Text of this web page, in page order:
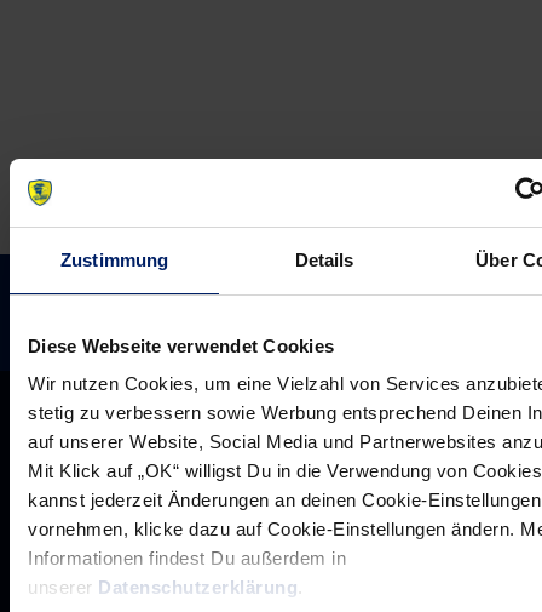
Zustimmung Details Über
Diese Webseite verwendet Cookies
Wir nutzen Cookies, um eine Vielzahl von Services
stetig zu verbessern sowie Werbung entsprechend Deinen
auf unserer Website, Social Media und Partnerwebsites
Mit Klick auf „OK“ willigst Du in die Verwendung von
kannst jederzeit Änderungen an deinen Cookie-Einstellungen
vornehmen, klicke dazu auf Cookie-Einstellungen ändern.
Informationen findest Du außerdem in
unserer Datenschutzerklärung.